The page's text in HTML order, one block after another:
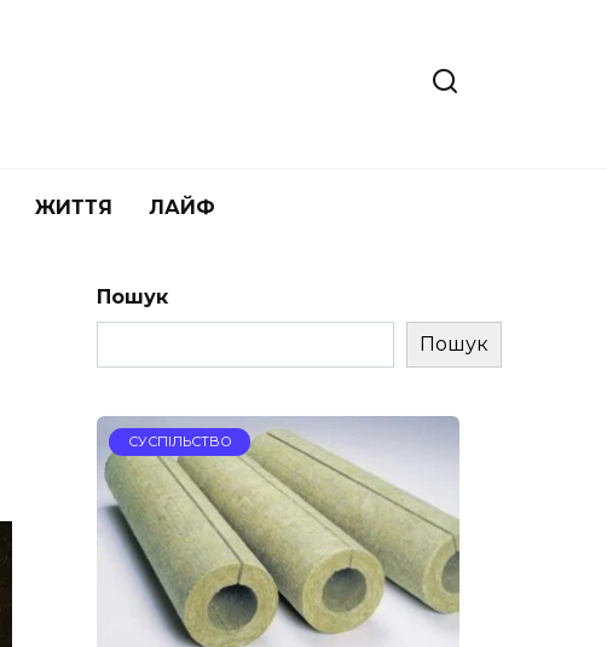
ЖИТТЯ ЛАЙФ
Пошук
Пошук
СУСПІЛЬСТВО